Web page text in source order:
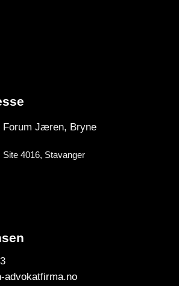
Forum Jæren, Bryne
4016, Stavanger
advokatfirma.no